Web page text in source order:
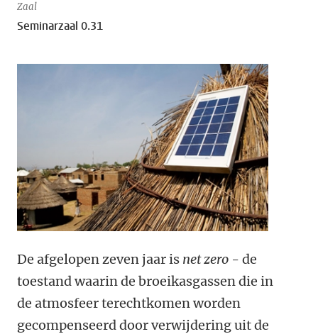
Zaal
Seminarzaal 0.31
De afgelopen zeven jaar is net zero - de
toestand waarin de broeikasgassen die in
de atmosfeer terechtkomen worden
gecompenseerd door verwijdering uit de